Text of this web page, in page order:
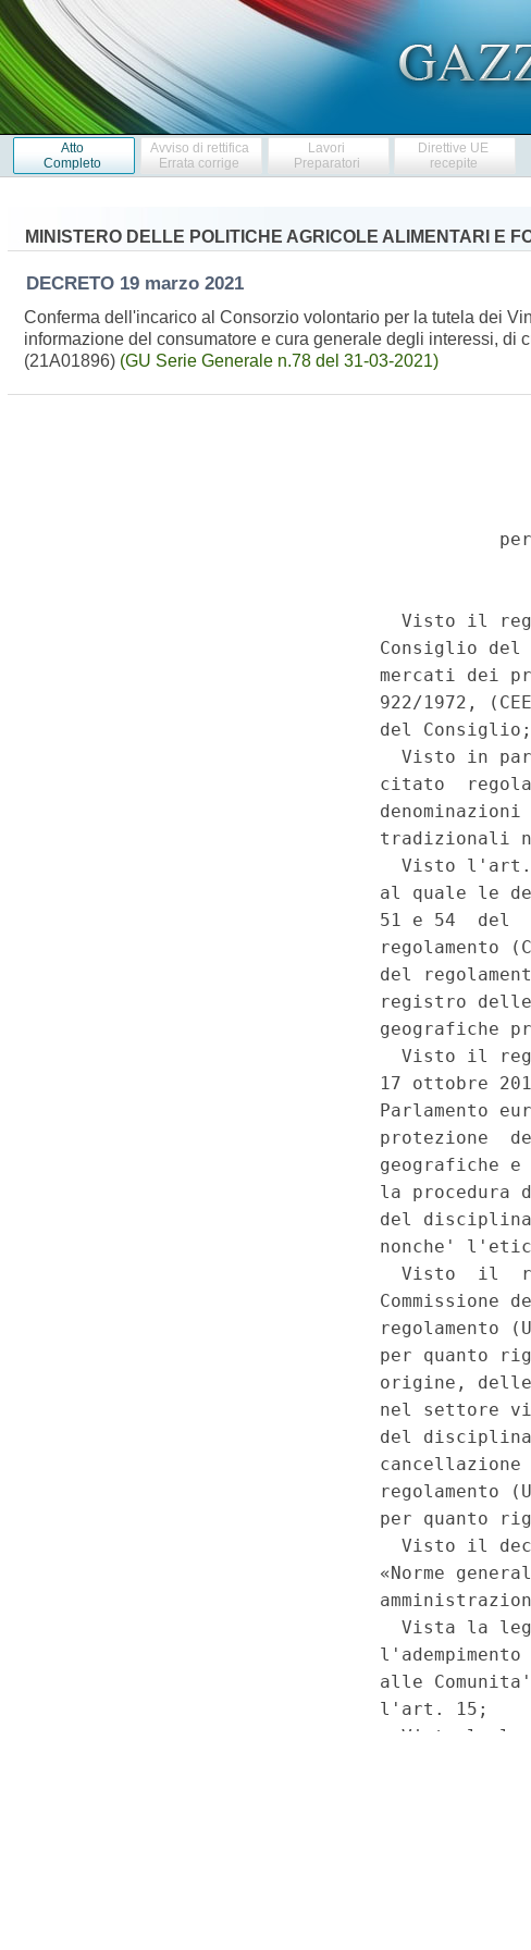
Atto
Completo
Avviso di rettifica
Errata corrige
Lavori
Preparatori
Direttive UE
recepite
MINISTERO DELLE POLITICHE AGRICOLE ALIMENTARI E
DECRETO 19 marzo 2021
Conferma dell'incarico al Consorzio volontario per la tutela dei
informazione del consumatore e cura generale degli interessi, di
(21A01896) (GU Serie Generale n.78 del 31-03-2021)